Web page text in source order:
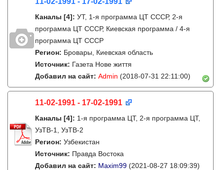
Каналы [4]: УТ, 1-я программа ЦТ СССР, 2-я
программа ЦТ СССР, Киевская программа / 4-я
программа ЦТ СССР
Регион: Бровары, Киевская область
Источник: Газета Нове життя
Добавил на сайт: Admin (2018-07-31 22:11:00)
11-02-1991 - 17-02-1991
Каналы [4]: 1-я программа ЦТ, 2-я программа ЦТ,
УзТВ-1, УзТВ-2
Регион: Узбекистан
Источник: Правда Востока
Добавил на сайт: Maxim99 (2021-08-27 18:09:39)